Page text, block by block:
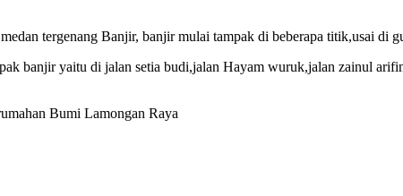
tergenang Banjir, banjir mulai tampak di beberapa titik,usai di
banjir yaitu di jalan setia budi,jalan Hayam wuruk,jalan zainul
Bumi Lamongan Raya